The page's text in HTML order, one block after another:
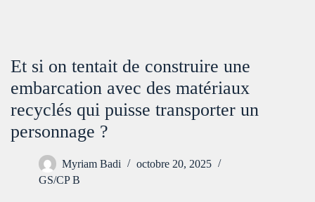
Et si on tentait de construire une
embarcation avec des matériaux
recyclés qui puisse transporter un
personnage ?
Myriam Badi
octobre 20, 2025
GS/CP B